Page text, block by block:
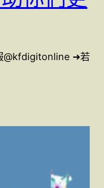
@kfdigitonline ➜若